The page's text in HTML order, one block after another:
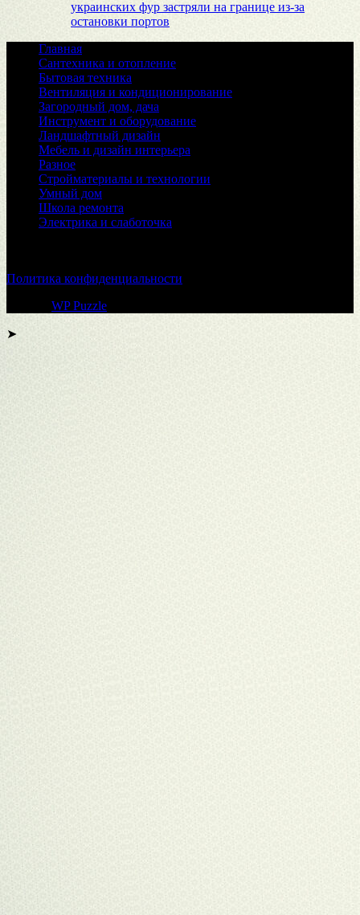
украинских фур застряли на границе из-за
остановки портов
Главная
Сантехника и отопление
Бытовая техника
Вентиляция и кондиционирование
Загородный дом, дача
Инструмент и оборудование
Ландшафтный дизайн
Мебель и дизайн интерьера
Разное
Стройматериалы и технологии
Умный дом
Школа ремонта
Электрика и слаботочка
Политика конфиденциальности
WP Puzzle
➤